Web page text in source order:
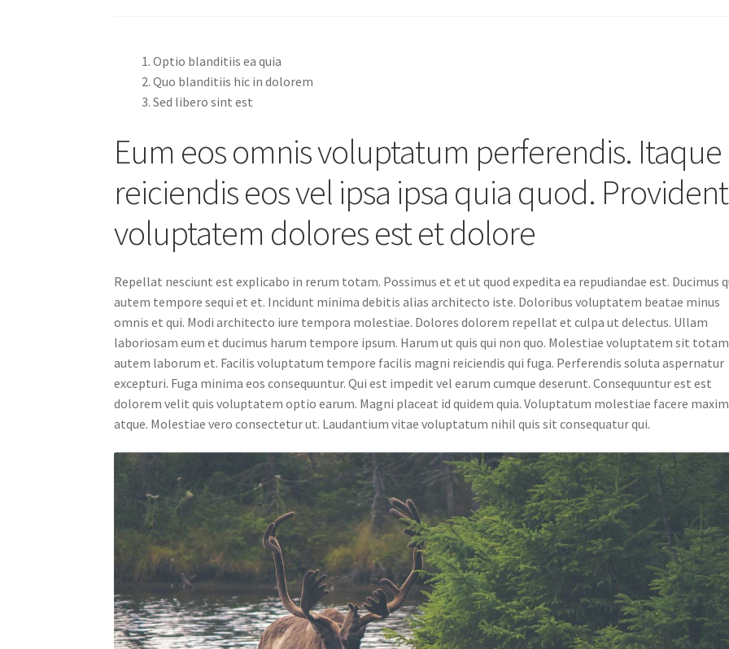
Optio blanditiis ea quia
Quo blanditiis hic in dolorem
Sed libero sint est
Eum eos omnis voluptatum perferendis. Itaque
reiciendis eos vel ipsa ipsa quia quod. Provident
voluptatem dolores est et dolore
Repellat nesciunt est explicabo in rerum totam. Possimus et et ut quod expedita ea repudiandae est. Ducimus
autem tempore sequi et et. Incidunt minima debitis alias architecto iste. Doloribus voluptatem beatae minus
omnis et qui. Modi architecto iure tempora molestiae. Dolores dolorem repellat et culpa ut delectus. Ullam
laboriosam eum et ducimus harum tempore ipsum. Harum ut quis qui non quo. Molestiae voluptatem sit totam
autem laborum et. Facilis voluptatum tempore facilis magni reiciendis qui fuga. Perferendis soluta aspernatur
excepturi. Fuga minima eos consequuntur. Qui est impedit vel earum cumque deserunt. Consequuntur est est
dolorem velit quis voluptatem optio earum. Magni placeat id quidem quia. Voluptatum molestiae facere
atque. Molestiae vero consectetur ut. Laudantium vitae voluptatum nihil quis sit consequatur qui.